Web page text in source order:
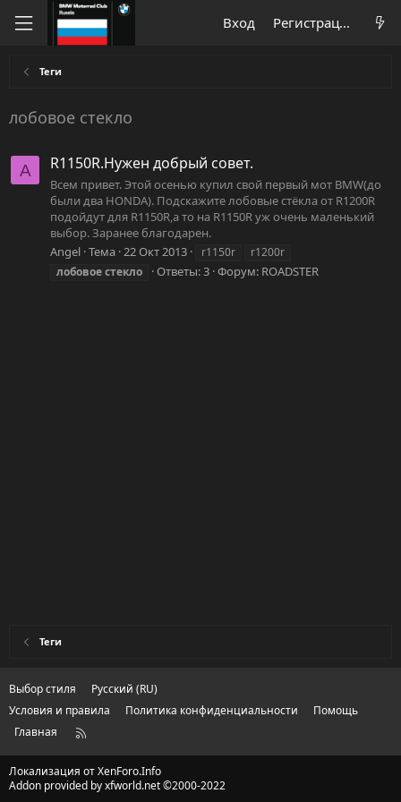
Вход Регистрация
Теги
лобовое стекло
A R1150R.Нужен добрый совет.
Всем привет. Этой осенью купил свой первый мот BMW(до
были два HONDA). Подскажите лобовые стёкла от R1200R
подойдут для R1150R,а то на R1150R уж очень маленький
выбор. Заранее благодарен.
Angel Тема 22 Окт 2013 r1150r
r1200r
лобовоестекло Ответы: 3 Форум: ROADSTER
Теги
Выбор стиля
Русский (RU)
Условия и правила
Политика конфиденциальности
Помощь
Главная
R
Локализация отXenForo.Info
Addon provided by xfworld.net ©2000-2022